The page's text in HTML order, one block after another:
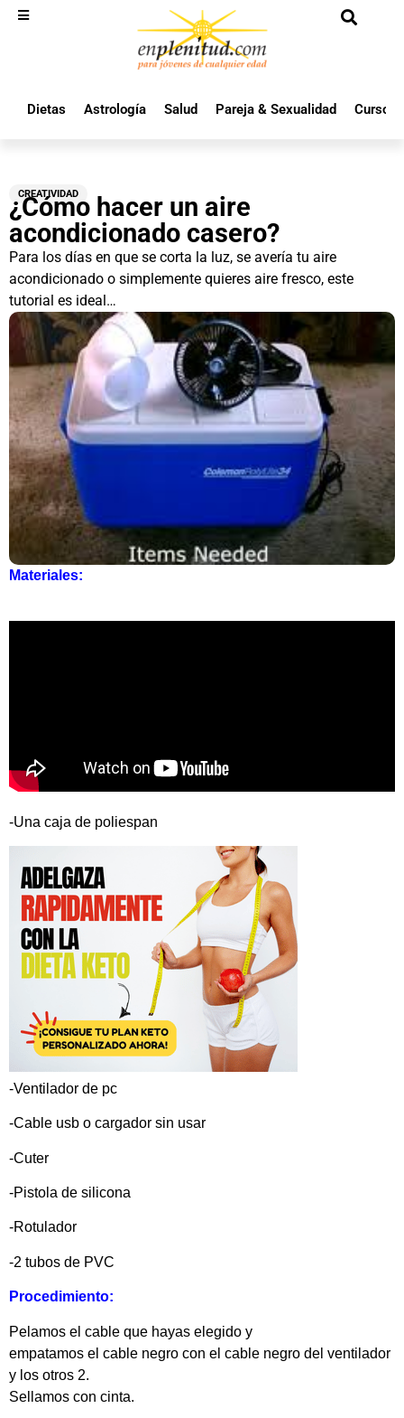
Dietas Astrología Salud Pareja & Sexualidad Cursos
CREATIVIDAD
¿Cómo hacer un aire
acondicionado casero?
Para los días en que se corta la luz, se avería tu aire
acondicionado o simplemente quieres aire fresco, este
tutorial es ideal…
Materiales:
-Una caja de poliespan
-Ventilador de pc
-Cable usb o cargador sin usar
-Cuter
-Pistola de silicona
-Rotulador
-2 tubos de PVC
Procedimiento:
Pelamos el cable que hayas elegido y
empatamos el cable negro con el cable negro del ventilador
y los otros 2.
Sellamos con cinta.